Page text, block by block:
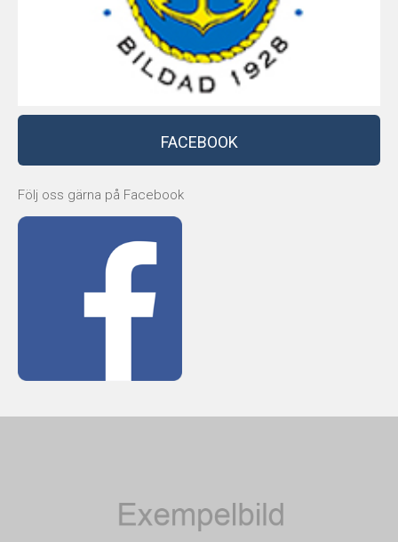
FACEBOOK
Följ oss gärna på Facebook